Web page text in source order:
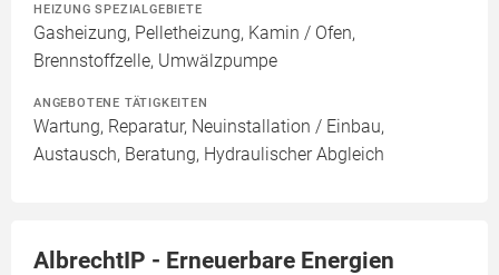
HEIZUNG SPEZIALGEBIETE
Gasheizung, Pelletheizung, Kamin / Ofen,
Brennstoffzelle, Umwälzpumpe
ANGEBOTENE TÄTIGKEITEN
Wartung, Reparatur, Neuinstallation / Einbau,
Austausch, Beratung, Hydraulischer Abgleich
AlbrechtIP - Erneuerbare Energien